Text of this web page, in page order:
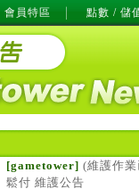
會員特區 點數 / 儲
[gametower] (維護作
鬆付 維護公告